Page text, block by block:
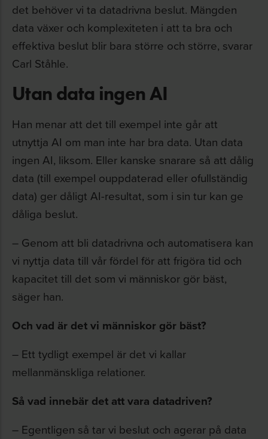
det behöver vi ta datadrivna beslut. Mängden
data växer och komplexiteten i att ta bra och
effektiva beslut blir bara större och större, svarar
Carl Ståhle.
Utan data ingen AI
Han menar att det till exempel inte går att
utnyttja AI om man inte har bra data. Utan data
ingen AI, liksom. Eller kanske snarare så att dålig
data (till exempel ouppdaterad eller ofullständig
data) ger dåligt AI-resultat, som i sin tur kan ge
dåliga beslut.
– Genom att bli datadrivna och automatisera kan
vi nyttja data till vår fördel för att frigöra tid och
kapacitet till det som vi människor gör bäst,
säger han.
Och vad är det vi människor gör bäst?
– Ett tydligt exempel är det vi kallar
mellanmänskliga relationer.
Så vad innebär det att vara datadriven?
– Egentligen så tar vi beslut och agerar på data